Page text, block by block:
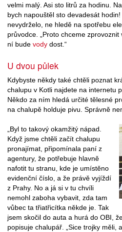
velmi malý. Asi sto litrů za hodinu.
bych napouštěl sto devadesát
nevydrželo, ne­ hledě na spotřebu
průvodce. „Proto chceme
ní bude vody dost.“
U dvou půlek
Kdybyste někdy také chtěli poznat
chalupu v Kotli najdete na internetu
Někdo za ním hledá určité tělesné
na chalupě holduje pivu. Správně
„Byl to takový okamžitý nápad.
Když jsme chtěli začít chalupu
pronajímat, připomínala paní z
agentury, že potřebuje hlavně
nafotit tu stranu, kde je umístěno
evidenční číslo, a že právě vyjíždí
z Prahy. No a já si v tu chvíli
nemohl zaboha vybavit, zda tam
vůbec ta třiatřicítka někde je. Tak
jsem skočil do auta a hurá do OBI,
popisuje chalupář. „Sice trojky měli,